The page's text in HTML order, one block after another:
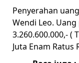
Penyerahan
Wendi Leo.
3.260.600.000,- (
Juta Enam Ratus